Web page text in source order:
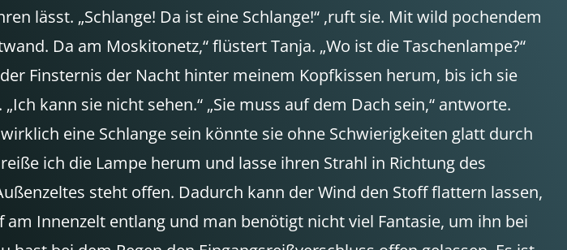
lässt. „Schlange! Da ist eine Schlange!“ ,ruft sie. Mit wild pochendem
Da am Moskitonetz,“ flüstert Tanja. „Wo ist die Taschenlampe?“
Finsternis der Nacht hinter meinem Kopfkissen herum, bis ich sie
kann sie nicht sehen.“ „Sie muss auf dem Dach sein,“ antworte.
eine Schlange sein könnte sie ohne Schwierigkeiten glatt durch
ich die Lampe herum und lasse ihren Strahl in Richtung des
steht offen. Dadurch kann der Wind den Stoff flattern lassen,
Innenzelt entlang und man benötigt nicht viel Fantasie, um ihn bei